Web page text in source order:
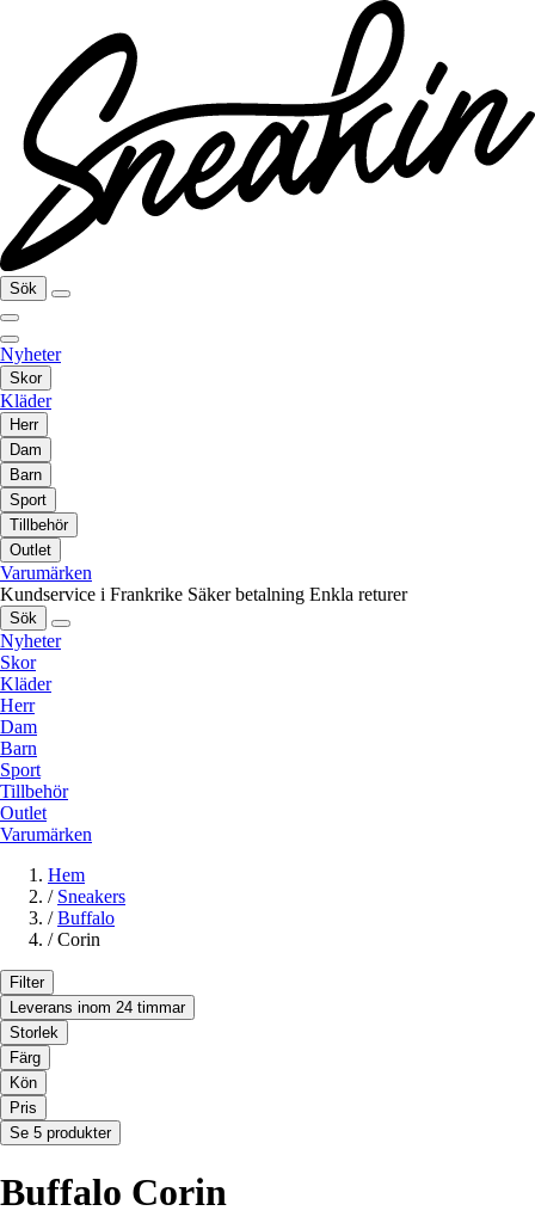
Sök
Nyheter
Skor
Kläder
Herr
Dam
Barn
Sport
Tillbehör
Outlet
Varumärken
Kundservice i Frankrike Säker betalning Enkla returer
Sök
Nyheter
Skor
Kläder
Herr
Dam
Barn
Sport
Tillbehör
Outlet
Varumärken
Hem
/ Sneakers
/ Buffalo
/ Corin
Filter
Leverans inom 24 timmar
Storlek
Färg
Kön
Pris
Se 5 produkter
Buffalo Corin